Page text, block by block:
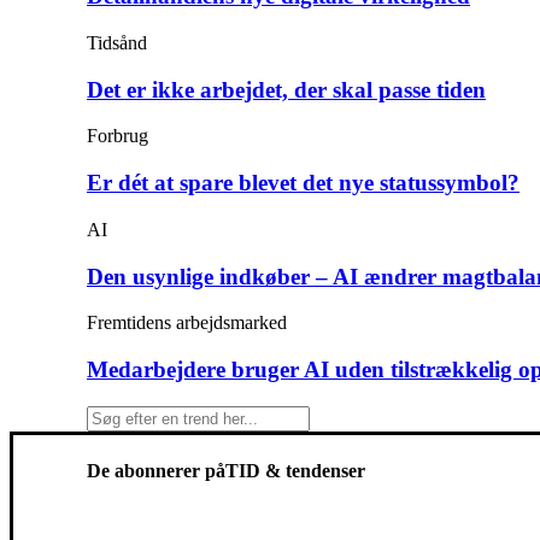
Tidsånd
Det er ikke arbejdet, der skal passe tiden
Forbrug
Er dét at spare blevet det nye statussymbol?
AI
Den usynlige indkøber – AI ændrer
Fremtidens arbejdsmarked
Medarbejdere bruger AI uden tilstrækkelig
De abonnerer påTID & tendenser